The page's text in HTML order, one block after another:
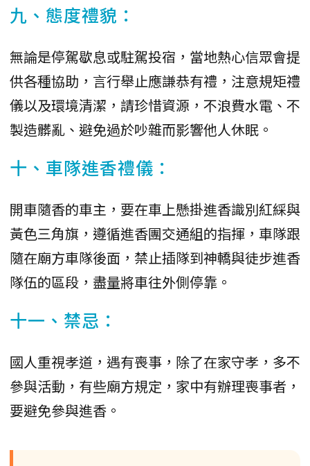
九、態度禮貌：
無論是停駕歇息或駐駕投宿，當地熱心信眾會提
供各種協助，言行舉止應謙恭有禮，注意規矩禮
儀以及環境清潔，請珍惜資源，不浪費水電、不
製造髒亂、避免過於吵雜而影響他人休眠。
十、車隊進香禮儀：
開車隨香的車主，要在車上懸掛進香識別紅綵與
黃色三角旗，遵循進香團交通組的指揮，車隊跟
隨在廟方車隊後面，禁止插隊到神轎與徒步進香
隊伍的區段，盡量將車往外側停靠。
十一、禁忌：
國人重視孝道，遇有喪事，除了在家守孝，多不
參與活動，有些廟方規定，家中有辦理喪事者，
要避免參與進香。